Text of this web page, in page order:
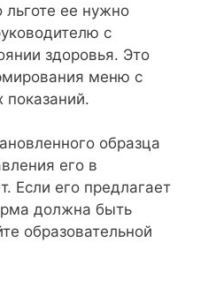
льготе ее нужно
с
здоровья. Это
меню с
образца
его в
Если его предлагает
должна быть
образовательной